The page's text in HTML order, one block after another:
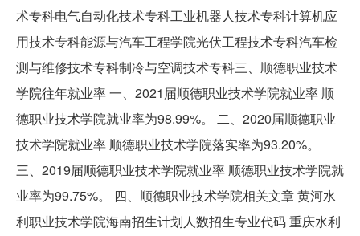
术专科电气自动化技术专科工业机器人技术专科计算机应
用技术专科能源与汽车工程学院光伏工程技术专科汽车检
测与维修技术专科制冷与空调技术专科三、顺德职业技术
学院往年就业率 一、2021届顺德职业技术学院就业率 顺
德职业技术学院就业率为98.99%。 二、2020届顺德职业
技术学院就业率 顺德职业技术学院落实率为93.20%。
三、2019届顺德职业技术学院就业率 顺德职业技术学院就
业率为99.75%。 四、顺德职业技术学院相关文章 黄河水
利职业技术学院海南招生计划人数招生专业代码 重庆水利